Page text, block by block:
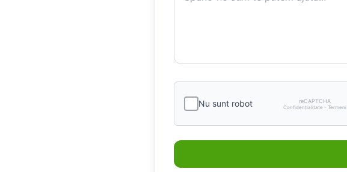
Nu sunt robot reCAPTCHA
Confidențialitate - Termeni